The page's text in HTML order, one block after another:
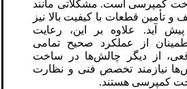
کمپرسی است. مشکلاتی مانند
تأمین قطعات با کیفیت بالا نیز
پیش آید. علاوه بر این، رعایت
از عملکرد صحیح تمامی
از دیگر چالش‌ها در ساخت
نیازمند تخصص فنی و نظارت
کمپرسی هستند.